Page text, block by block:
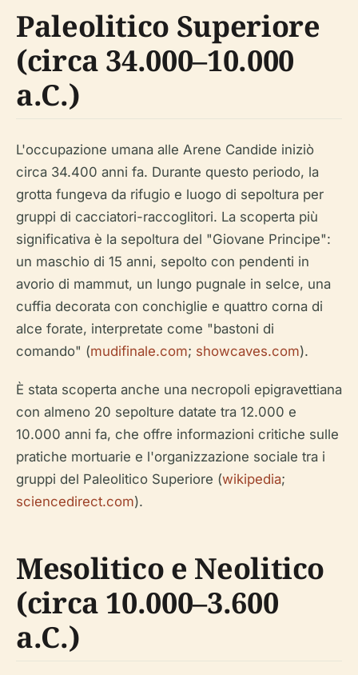
Paleolitico Superiore
(circa 34.000–10.000
a.C.)
L'occupazione umana alle Arene Candide iniziò
circa 34.400 anni fa. Durante questo periodo, la
grotta fungeva da rifugio e luogo di sepoltura per
gruppi di cacciatori-raccoglitori. La scoperta più
significativa è la sepoltura del "Giovane Principe":
un maschio di 15 anni, sepolto con pendenti in
avorio di mammut, un lungo pugnale in selce, una
cuffia decorata con conchiglie e quattro corna di
alce forate, interpretate come "bastoni di
comando" (mudifinale.com; showcaves.com).
È stata scoperta anche una necropoli epigravettiana
con almeno 20 sepolture datate tra 12.000 e
10.000 anni fa, che offre informazioni critiche sulle
pratiche mortuarie e l'organizzazione sociale tra i
gruppi del Paleolitico Superiore (wikipedia;
sciencedirect.com).
Mesolitico e Neolitico
(circa 10.000–3.600
a.C.)